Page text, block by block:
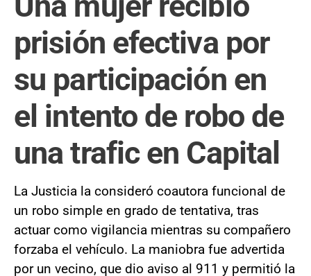
prisión efectiva por
su participación en
el intento de robo de
una trafic en Capital
La Justicia la consideró coautora funcional de
un robo simple en grado de tentativa, tras
actuar como vigilancia mientras su compañero
forzaba el vehículo. La maniobra fue advertida
por un vecino, que dio aviso al 911 y permitió la